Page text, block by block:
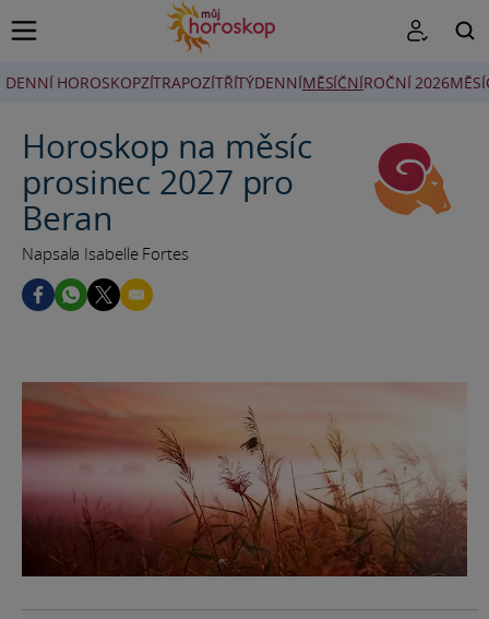
DENNÍ HOROSKOPZÍTRAPOZÍTŘÍTÝDENNÍMĚSÍČNÍROČNÍ 2026
Horoskop na měsíc
prosinec 2027 pro
Beran
Napsala Isabelle Fortes